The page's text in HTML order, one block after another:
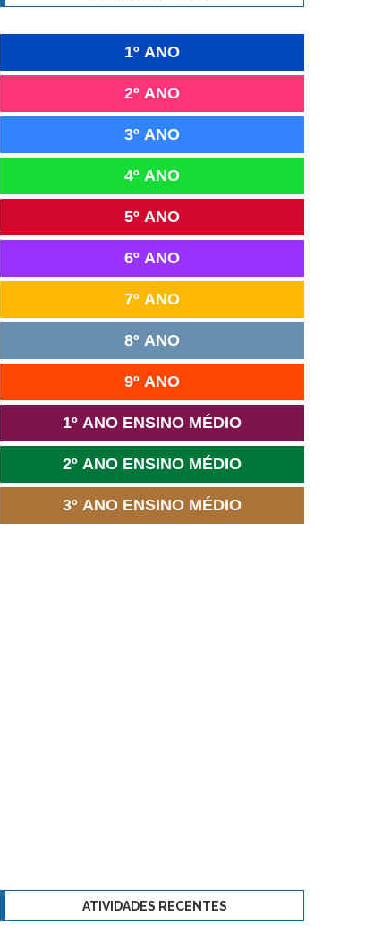
1º ANO
2º ANO
3º ANO
4º ANO
5º ANO
6º ANO
7º ANO
8º ANO
9º ANO
1º ANO ENSINO MÉDIO
2º ANO ENSINO MÉDIO
3º ANO ENSINO MÉDIO
ATIVIDADES RECENTES